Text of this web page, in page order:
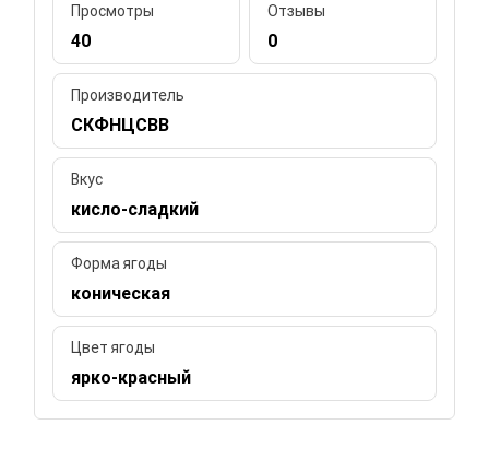
Просмотры
40
Отзывы
0
Производитель
СКФНЦСВВ
Вкус
кисло-сладкий
Форма ягоды
коническая
Цвет ягоды
ярко-красный